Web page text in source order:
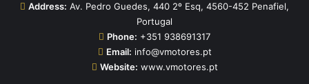
Address: Av. Pedro Guedes, 440 2º Esq, 4560-452 Penafiel,
Portugal
Phone: +351 938691317
Email: info@vmotores.pt
Website: www.vmotores.pt